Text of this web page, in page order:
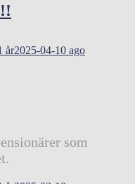
år2025-04-10 ago
som